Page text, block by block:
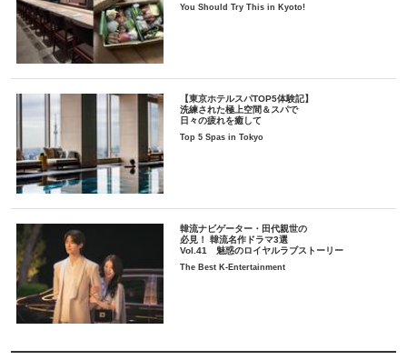
You Should Try This in Kyoto!
【東京ホテルスパTOP5体験記】
洗練された極上空間＆スパで
日々の疲れを癒して
Top 5 Spas in Tokyo
韓流ナビゲーター・田代親世の
必見！ 韓流名作ドラマ3選
Vol.41 魅惑のロイヤルラブストーリー
The Best K-Entertainment